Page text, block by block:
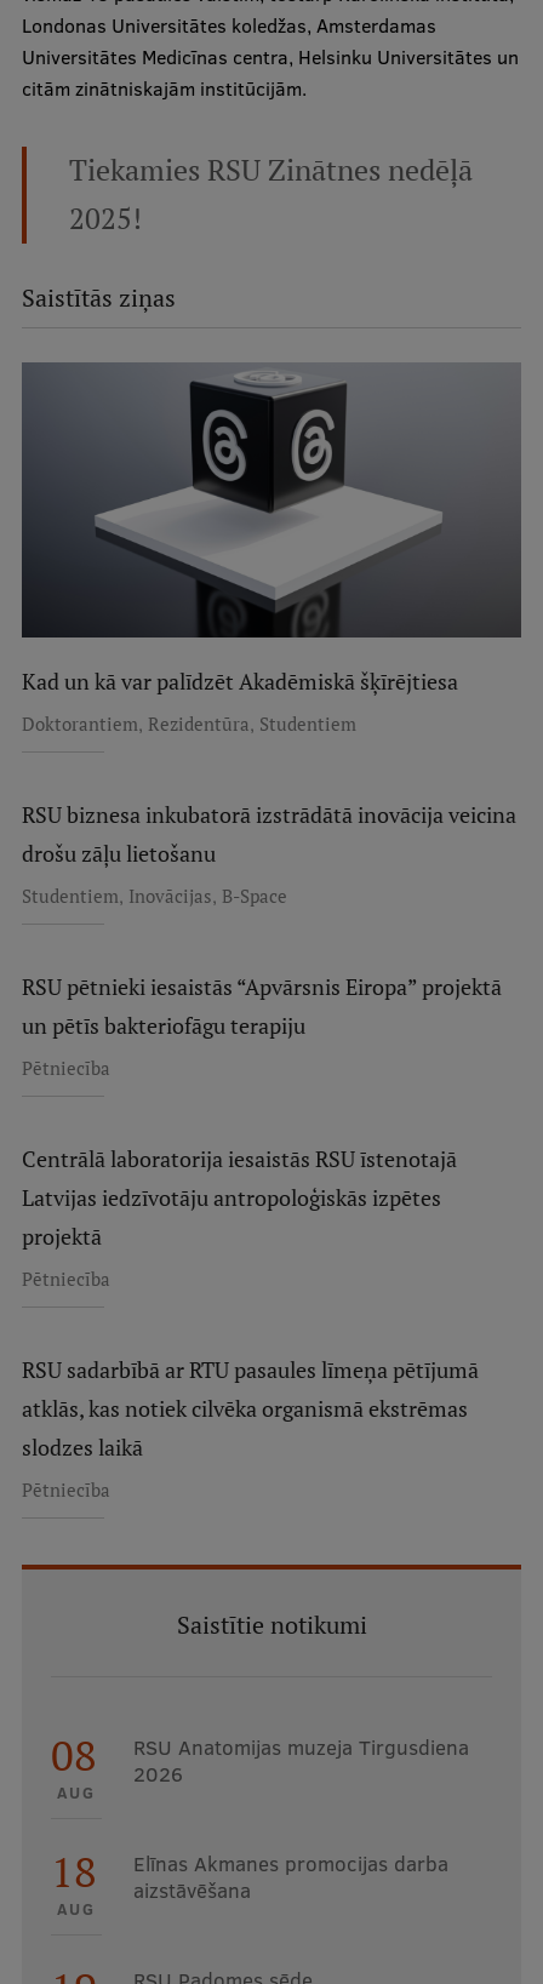
Londonas Universitātes koledžas, Amsterdamas
Universitātes Medicīnas centra, Helsinku Universitātes un
citām zinātniskajām institūcijām.
Tiekamies RSU Zinātnes nedēļā
2025!
Saistītās ziņas
Kad un kā var palīdzēt Akadēmiskā šķīrējtiesa
Doktorantiem, Rezidentūra, Studentiem
RSU biznesa inkubatorā izstrādātā inovācija veicina
drošu zāļu lietošanu
Studentiem, Inovācijas, B-Space
RSU pētnieki iesaistās “Apvārsnis Eiropa” projektā
un pētīs bakteriofāgu terapiju
Pētniecība
Centrālā laboratorija iesaistās RSU īstenotajā
Latvijas iedzīvotāju antropoloģiskās izpētes
projektā
Pētniecība
RSU sadarbībā ar RTU pasaules līmeņa pētījumā
atklās, kas notiek cilvēka organismā ekstrēmas
slodzes laikā
Pētniecība
Saistītie notikumi
08
AUG
RSU Anatomijas muzeja Tirgusdiena
2026
18
AUG
Elīnas Akmanes promocijas darba
aizstāvēšana